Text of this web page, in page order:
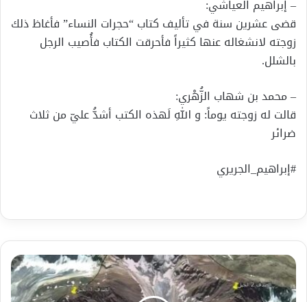
– إبراهيم العياشي:
قضى عشرين سنة في تأليف كتاب “حجرات النساء” فأغاظ ذلك
زوجته لانشغاله عنها كثيراً فأحرقت الكتاب فأُصيب الرجل
بالشلل.
– محمد بن شهاب الزُّهْري:
قالت له زوجته يوماً: و اللهِ لَهذه الكتب أشدُّ عليّ من ثلاث
ضرائر
#إبراهيم_الجريري
يأجوج
و
مأجوج